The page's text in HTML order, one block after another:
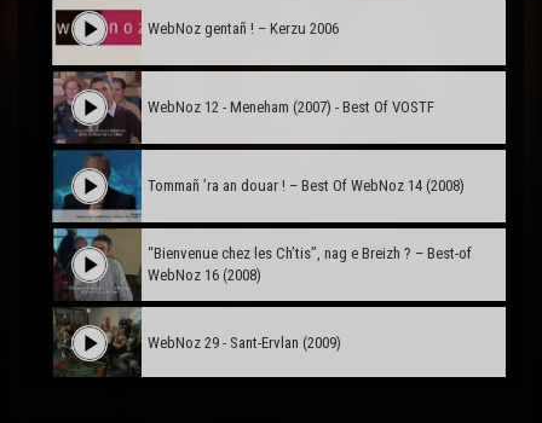
WebNoz gentañ ! – Kerzu 2006
WebNoz 12 - Meneham (2007) - Best Of VOSTF
Tommañ ’ra an douar ! – Best Of WebNoz 14 (2008)
“Bienvenue chez les Ch’tis”, nag e Breizh ? – Best-of
WebNoz 16 (2008)
WebNoz 29 - Sant-Ervlan (2009)